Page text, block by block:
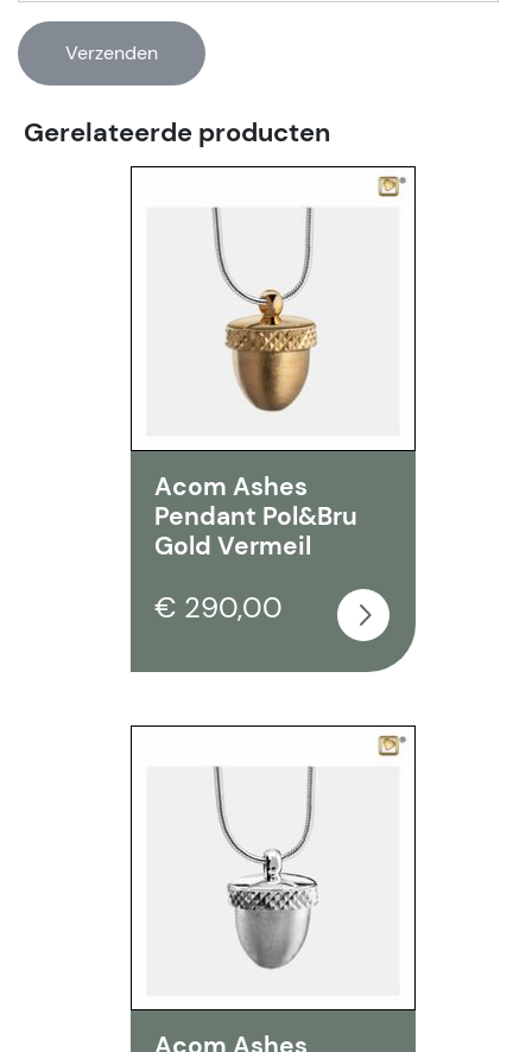
Gerelateerde producten
Acom Ashes
Pendant Pol&Bru
Gold Vermeil
€ 290,00